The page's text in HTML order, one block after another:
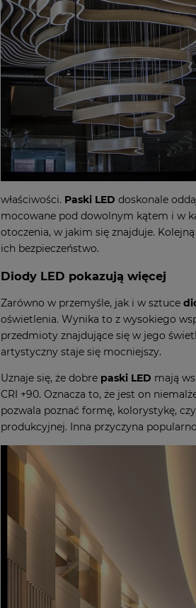
właściwości. Paski LED doskonale
mocowane pod dowolnym kątem i w
otoczenia, w jakim się znajduje.
ich bezpieczeństwo.
Diody LED pokazują więcej
Zarówno w przemyśle, jak i w sztuce
oświetlenia. Wynika to z wysokiego
przedmioty znajdujące się w jego
artystyczny staje się mocniejszy.
Uznaje się, że dobre paski LED mają
CRI +90. Oznacza to, że jest on
pozwala poznać formę, kolorystykę,
produkcyjnej. Inna przyczyna